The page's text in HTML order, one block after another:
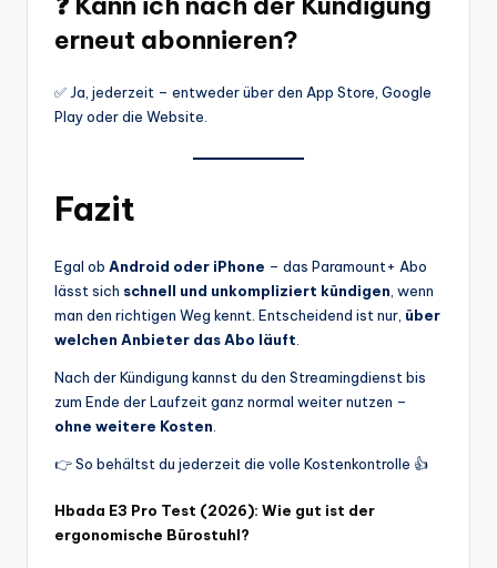
erneut abonnieren?
✅ Ja, jederzeit – entweder über den App Store, Google
Play oder die Website.
Fazit
Egal ob Android oder iPhone – das Paramount+ Abo
lässt sich schnell und unkompliziert kündigen, wenn
man den richtigen Weg kennt. Entscheidend ist nur, über
welchen Anbieter das Abo läuft.
Nach der Kündigung kannst du den Streamingdienst bis
zum Ende der Laufzeit ganz normal weiter nutzen –
ohne weitere Kosten.
👉 So behältst du jederzeit die volle Kostenkontrolle 👍
Hbada E3 Pro Test (2026): Wie gut ist der
ergonomische Bürostuhl?